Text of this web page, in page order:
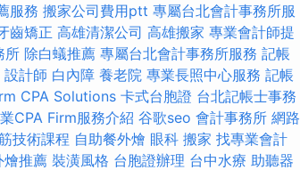
服務 搬家公司費用ptt 專屬台北會計事務所服
齒矯正 高雄清潔公司 高雄搬家 專業會計師提
所 除白蟻推薦 專屬台北會計事務所服務 記帳
設計師 白內障 養老院 專業長照中心服務 記帳
CPA Solutions 卡式台胞證 台北記帳士事務
CPA Firm服務介紹 谷歌seo 會計事務所 網路
技術課程 自助餐外燴 眼科 搬家 找專業會計
燴推薦 裝潢風格 台胞證辦理 台中水療 助聽器